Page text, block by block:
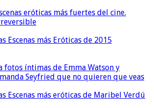
eróticas más fuertes del cine.
Escenas más Eróticas de 2015
fotos íntimas de Emma Watson y
Seyfried que no quieren que veas
Escenas más eróticas de Maribel Verdú